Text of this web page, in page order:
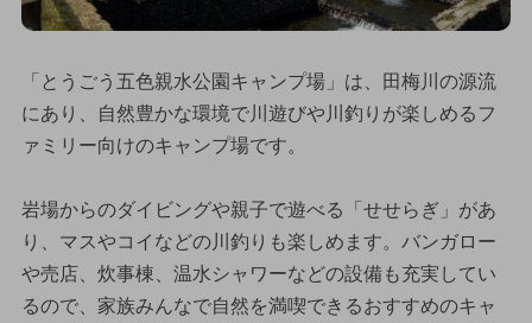
「とうごう五色親水公園キャンプ場」は、田梅川の源流
にあり、自然豊かな環境で川遊びや川釣りが楽しめるフ
ァミリー向けのキャンプ場です。
岩場からのダイビングや親子で遊べる「せせらぎ」があ
り、マスやコイなどの川釣りも楽しめます。バンガロー
や売店、炊事棟、温水シャワーなどの設備も充実してい
るので、家族みんなで自然を満喫できるおすすめのキャ